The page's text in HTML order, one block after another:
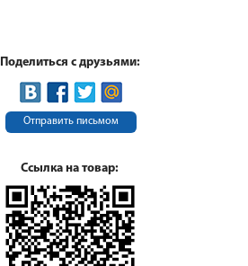
Поделиться с друзьями:
Отправить письмом
Ссылка на товар: